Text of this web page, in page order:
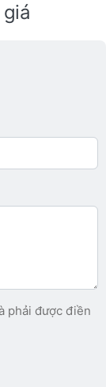
5
5 sao.
Xấu
phải được điền